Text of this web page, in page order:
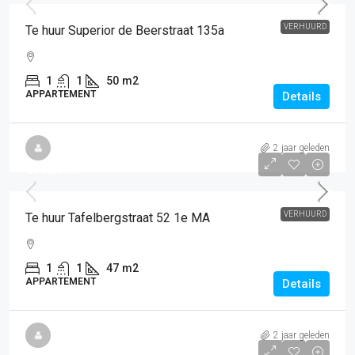
VERHUURD
Te huur Superior de Beerstraat 135a
1 1 50 m2
APPARTEMENT Details
2 jaar geleden
VERHUURD
Te huur Tafelbergstraat 52 1e MA
1 1 47 m2
APPARTEMENT Details
2 jaar geleden